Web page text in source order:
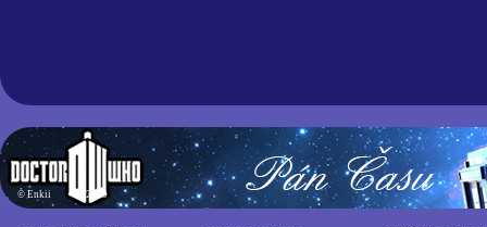
©Enkii 2019